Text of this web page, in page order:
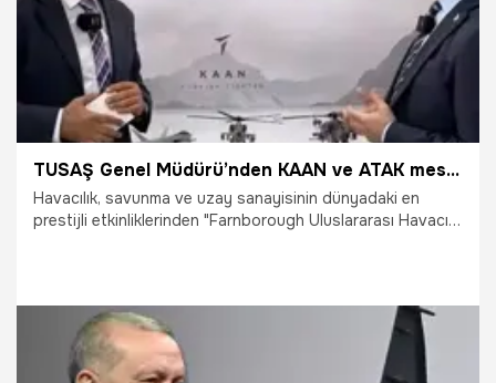
TUSAŞ Genel Müdürü’nden KAAN ve ATAK mesajı! İlk teslimat ve uçuş için tarih verildi
Havacılık, savunma ve uzay sanayisinin dünyadaki en
prestijli etkinliklerinden "Farnborough Uluslararası Havacılık
bilgiler verdi. İşte detaylar...